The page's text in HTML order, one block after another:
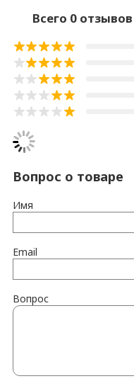
Всего 0 отзывов
Вопрос о товаре
Имя
Email
Вопрос